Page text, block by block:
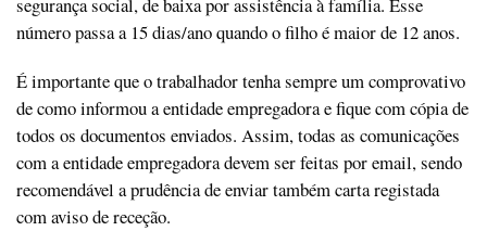
segurança social, de baixa por assistência à família. Esse
número passa a 15 dias/ano quando o filho é maior de 12 anos.
É importante que o trabalhador tenha sempre um comprovativo
de como informou a entidade empregadora e fique com cópia de
todos os documentos enviados. Assim, todas as comunicações
com a entidade empregadora devem ser feitas por email, sendo
recomendável a prudência de enviar também carta registada
com aviso de receção.